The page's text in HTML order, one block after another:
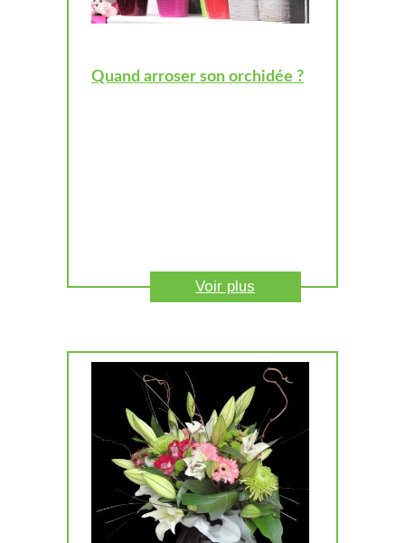
Quand arroser son orchidée ?
Voir plus